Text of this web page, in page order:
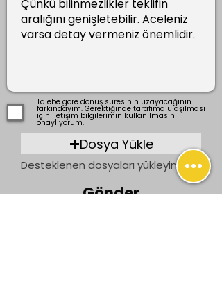
Talebe göre dönüş süresinin uzayacağının
farkındayım. Gerektiğinde tarafıma ulaşılması
için iletişim bilgilerimin kullanılmasını
onaylıyorum.
Dosya Yükle
Desteklenen dosyaları yükleyin (En fazla 15 MB)
Gönder